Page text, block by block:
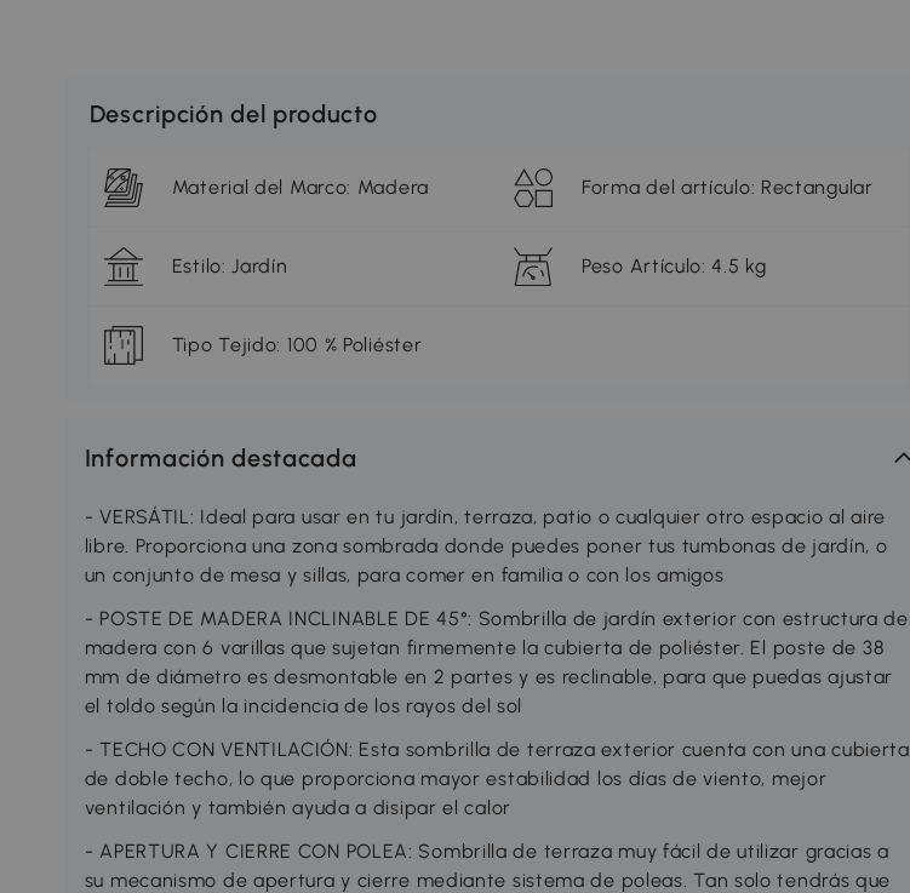
Descripción del producto
Material del Marco: Madera Forma del artículo: Rectangular
Estilo: Jardín Peso Artículo: 4.5 kg
Tipo Tejido: 100 % Poliéster
Información destacada
- VERSÁTIL: Ideal para usar en tu jardín, terraza, patio o cualquier otro espacio al aire
libre. Proporciona una zona sombrada donde puedes poner tus tumbonas de jardín, o
un conjunto de mesa y sillas, para comer en familia o con los amigos
- POSTE DE MADERA INCLINABLE DE 45°: Sombrilla de jardín exterior con estructura de
madera con 6 varillas que sujetan firmemente la cubierta de poliéster. El poste de 38
mm de diámetro es desmontable en 2 partes y es reclinable, para que puedas ajustar
el toldo según la incidencia de los rayos del sol
- TECHO CON VENTILACIÓN: Esta sombrilla de terraza exterior cuenta con una cubierta
de doble techo, lo que proporciona mayor estabilidad los días de viento, mejor
ventilación y también ayuda a disipar el calor
- APERTURA Y CIERRE CON POLEA: Sombrilla de terraza muy fácil de utilizar gracias a
su mecanismo de apertura y cierre mediante sistema de poleas. Tan solo tendrás que